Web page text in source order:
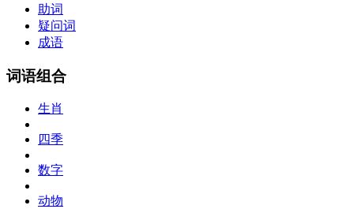
助词
疑问词
成语
词语组合
生肖
四季
数字
动物